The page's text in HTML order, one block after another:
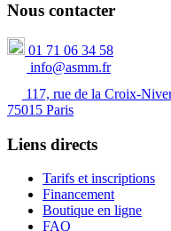
Nous contacter
01 71 06 34 58
info@asmm.fr
117, rue de la Croix-
75015 Paris
Liens directs
Tarifs et inscriptions
Financement
Boutique en ligne
FAQ